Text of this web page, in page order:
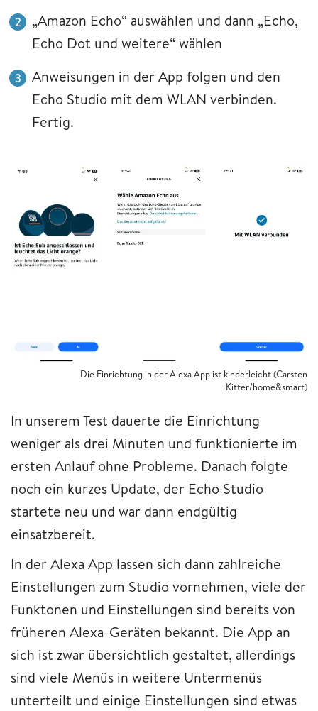
„Amazon Echo“ auswählen und dann „Echo,
Echo Dot und weitere“ wählen
Anweisungen in der App folgen und den
Echo Studio mit dem WLAN verbinden.
Fertig.
Die Einrichtung in der Alexa App ist kinderleicht (Carsten
Kitter/home&smart)
In unserem Test dauerte die Einrichtung
weniger als drei Minuten und funktionierte im
ersten Anlauf ohne Probleme. Danach folgte
noch ein kurzes Update, der Echo Studio
startete neu und war dann endgültig
einsatzbereit.
In der Alexa App lassen sich dann zahlreiche
Einstellungen zum Studio vornehmen, viele der
Funktonen und Einstellungen sind bereits von
früheren Alexa-Geräten bekannt. Die App an
sich ist zwar übersichtlich gestaltet, allerdings
sind viele Menüs in weitere Untermenüs
unterteilt und einige Einstellungen sind etwas